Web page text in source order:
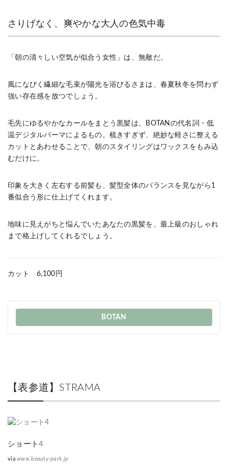
さりげなく、爽やかな大人の色気中毒
「朝の清々しい空気が似合う女性」は、無敵だ。
風になびく繊細な毛束が陽光を浴びるさまは、春夏秋冬を問わず
強い存在感を放つでしょう。
毛先にゆるやかなカールをまとう黒髪は、BOTANの代名詞・低
温デジタルパーマによるもの。梳きすぎず、絶妙な軽さに整える
カットとあわせることで、朝のスタイリングはワックスをもみ込
むだけに。
印象を大きく左右する前髪も、髪型全体のバランスを見ながら1
番似合う形に仕上げてくれます。
地味に見えがちと悩んでいたあなたの黒髪を、最上級のおしゃれ
まで格上げしてくれるでしょう。
カット 6,100円
BOTAN
【表参道】STRAMA
ショート4
viawww.beauty-park.jp